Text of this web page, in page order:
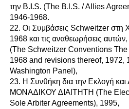
την B.I.S. (The B.I.S. / Allies
1946-1968.
22. Οι Συμβάσεις Schweitzer
1968 και τις αναθεωρήσεις
(The Schweitzer Conventions
1968 and revisions thereof, 1972,
Washington Panel),
23. Η Συνθήκη δια την Εκλογή και
ΜΟΝΑΔΙΚΟΥ ΔΙΑΙΤΗΤΗ (The
Sole Arbiter Agreements), 1995,